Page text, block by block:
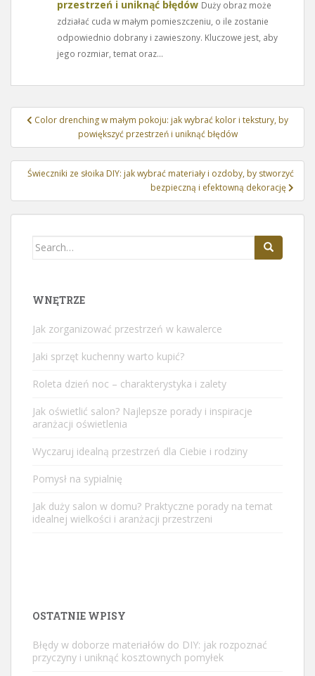
przestrzeń i uniknąć błędów Duży obraz może
zdziałać cuda w małym pomieszczeniu, o ile zostanie
odpowiednio dobrany i zawieszony. Kluczowe jest, aby
jego rozmiar, temat oraz...
Nawigacja
Color drenching w małym pokoju: jak wybrać kolor i tekstury, by
powiększyć przestrzeń i uniknąć błędów
Świeczniki ze słoika DIY: jak wybrać materiały i ozdoby, by stworzyć
bezpieczną i efektowną dekorację
Search
WNĘTRZE
Jak zorganizować przestrzeń w kawalerce
Jaki sprzęt kuchenny warto kupić?
Roleta dzień noc – charakterystyka i zalety
Jak oświetlić salon? Najlepsze porady i inspiracje
aranżacji oświetlenia
Wyczaruj idealną przestrzeń dla Ciebie i rodziny
Pomysł na sypialnię
Jak duży salon w domu? Praktyczne porady na temat
idealnej wielkości i aranżacji przestrzeni
OSTATNIE WPISY
Błędy w doborze materiałów do DIY: jak rozpoznać
przyczyny i uniknąć kosztownych pomyłek